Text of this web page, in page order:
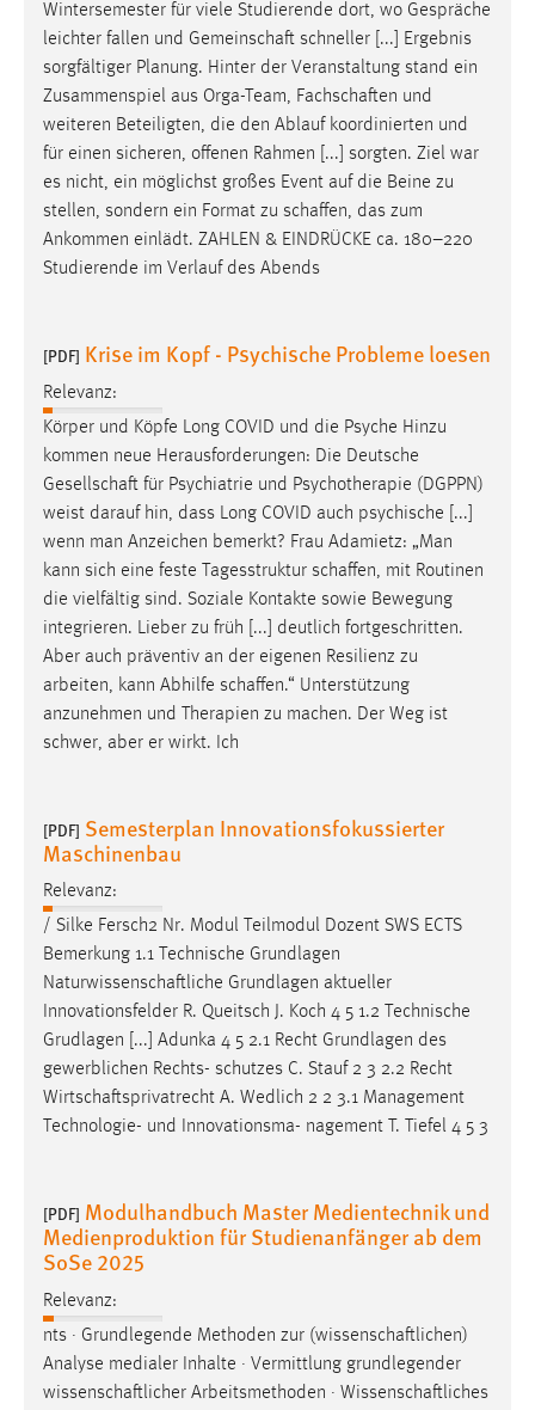
Wintersemester für viele Studierende dort, wo Gespräche
leichter fallen und Gemeinschaft schneller [...] Ergebnis
sorgfältiger Planung. Hinter der Veranstaltung stand ein
Zusammenspiel aus Orga-Team, Fachschaften und
weiteren Beteiligten, die den Ablauf koordinierten und
für einen sicheren, offenen Rahmen [...] sorgten. Ziel war
es nicht, ein möglichst großes Event auf die Beine zu
stellen, sondern ein Format zu schaffen, das zum
Ankommen einlädt. ZAHLEN & EINDRÜCKE ca. 180–220
Studierende im Verlauf des Abends
[PDF] Krise im Kopf - Psychische Probleme loesen
Relevanz:
Körper und Köpfe Long COVID und die Psyche Hinzu
kommen neue Herausforderungen: Die Deutsche
Gesellschaft für Psychiatrie und Psychotherapie (DGPPN)
weist darauf hin, dass Long COVID auch psychische [...]
wenn man Anzeichen bemerkt? Frau Adamietz: „Man
kann sich eine feste Tagesstruktur schaffen, mit Routinen
die vielfältig sind. Soziale Kontakte sowie Bewegung
integrieren. Lieber zu früh [...] deutlich fortgeschritten.
Aber auch präventiv an der eigenen Resilienz zu
arbeiten, kann Abhilfe schaffen.“ Unterstützung
anzunehmen und Therapien zu machen. Der Weg ist
schwer, aber er wirkt. Ich
[PDF] Semesterplan Innovationsfokussierter
Maschinenbau
Relevanz:
/ Silke Fersch2 Nr. Modul Teilmodul Dozent SWS ECTS
Bemerkung 1.1 Technische Grundlagen
Naturwissenschaftliche Grundlagen aktueller
Innovationsfelder R. Queitsch J. Koch 4 5 1.2 Technische
Grudlagen [...] Adunka 4 5 2.1 Recht Grundlagen des
gewerblichen Rechts- schutzes C. Stauf 2 3 2.2 Recht
Wirtschaftsprivatrecht A. Wedlich 2 2 3.1 Management
Technologie- und Innovationsma- nagement T. Tiefel 4 5 3
[PDF] Modulhandbuch Master Medientechnik und
Medienproduktion für Studienanfänger ab dem
SoSe 2025
Relevanz:
nts · Grundlegende Methoden zur (wissenschaftlichen)
Analyse medialer Inhalte · Vermittlung grundlegender
wissenschaftlicher Arbeitsmethoden · Wissenschaftliches